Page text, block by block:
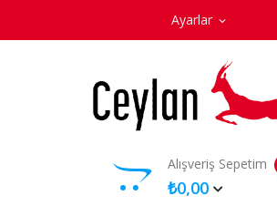
Ayarlar expand_more
Alışveriş Sepetim
₺0,00